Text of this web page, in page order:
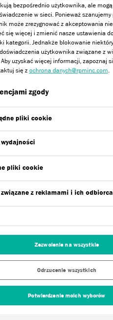
bezpośrednio użytkownika, ale
w sieci. Ponieważ
może zrezygnować z akceptowania
się więcej i zmienić nasze ustawienia
kategorii. Jednakże blokowanie
użytkownika związane z
uzyskać więcej informacji, zapoznaj
się z ochrona danych@rpminc.com
zgody
pliki cookie
pliki cookie
z reklamami i ich
Zezwolenie na wszystkie
Odrzucenie wszystkich
Potwierdzenie moich wyborów